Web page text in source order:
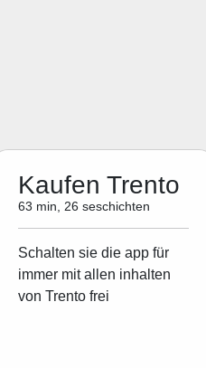
Kaufen Trento
63 min, 26 seschichten
Schalten sie die app für
immer mit allen inhalten
von Trento frei